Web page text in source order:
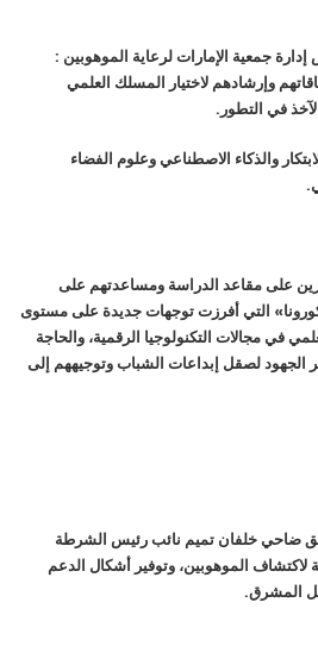
جمعية الإمارات لرعاية الموهوبين :
وإرشادهم لاختيار المسلك العلمي
في التطور.
والذكاء الاصطناعي وعلوم الفضاء
على مقاعد الدراسة ومساعدتهم على
التي أفرزت توجهات جديدة على مستوى
في مجالات التكنولوجيا الرقمية، والحاجة
الجهود لصقل إبداعات الشباب وتوجيههم إلى
على يد معالي الفريق ضاحي خلفان تميم نائب رئيس الشرطة
لاكتشاف الموهوبين، وتوفير أشكال الدعم
المشرق.